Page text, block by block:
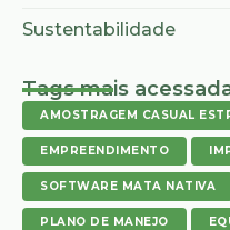
Sustentabilidade
Tags mais
AMOSTRAGEM CASUAL
EMPREENDIMENTO
SOFTWARE MATA NATIVA
PLANO DE MANEJO